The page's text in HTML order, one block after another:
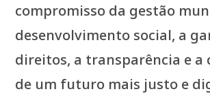
compromisso da gestão
desenvolvimento social, a
direitos, a transparência e a
de um futuro mais justo e